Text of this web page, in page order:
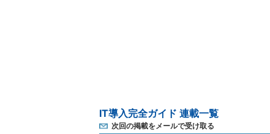
IT導入完全ガイド 連載一覧
次回の掲載をメールで受け取る